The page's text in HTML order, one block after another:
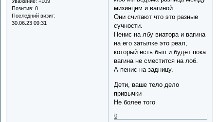
Позитив: 0
Последний визит:
30.06.23 09:31
мизинцем и вагиной.
Они считают что это разные
сучности.
Пенис на лбу виатора и вагина
на его затылке это реал,
который есть был и будет пока
вагина не сместится на лоб.
А пенис на задницу.
Дети, ваше тело дело
привычки
Не более того
0